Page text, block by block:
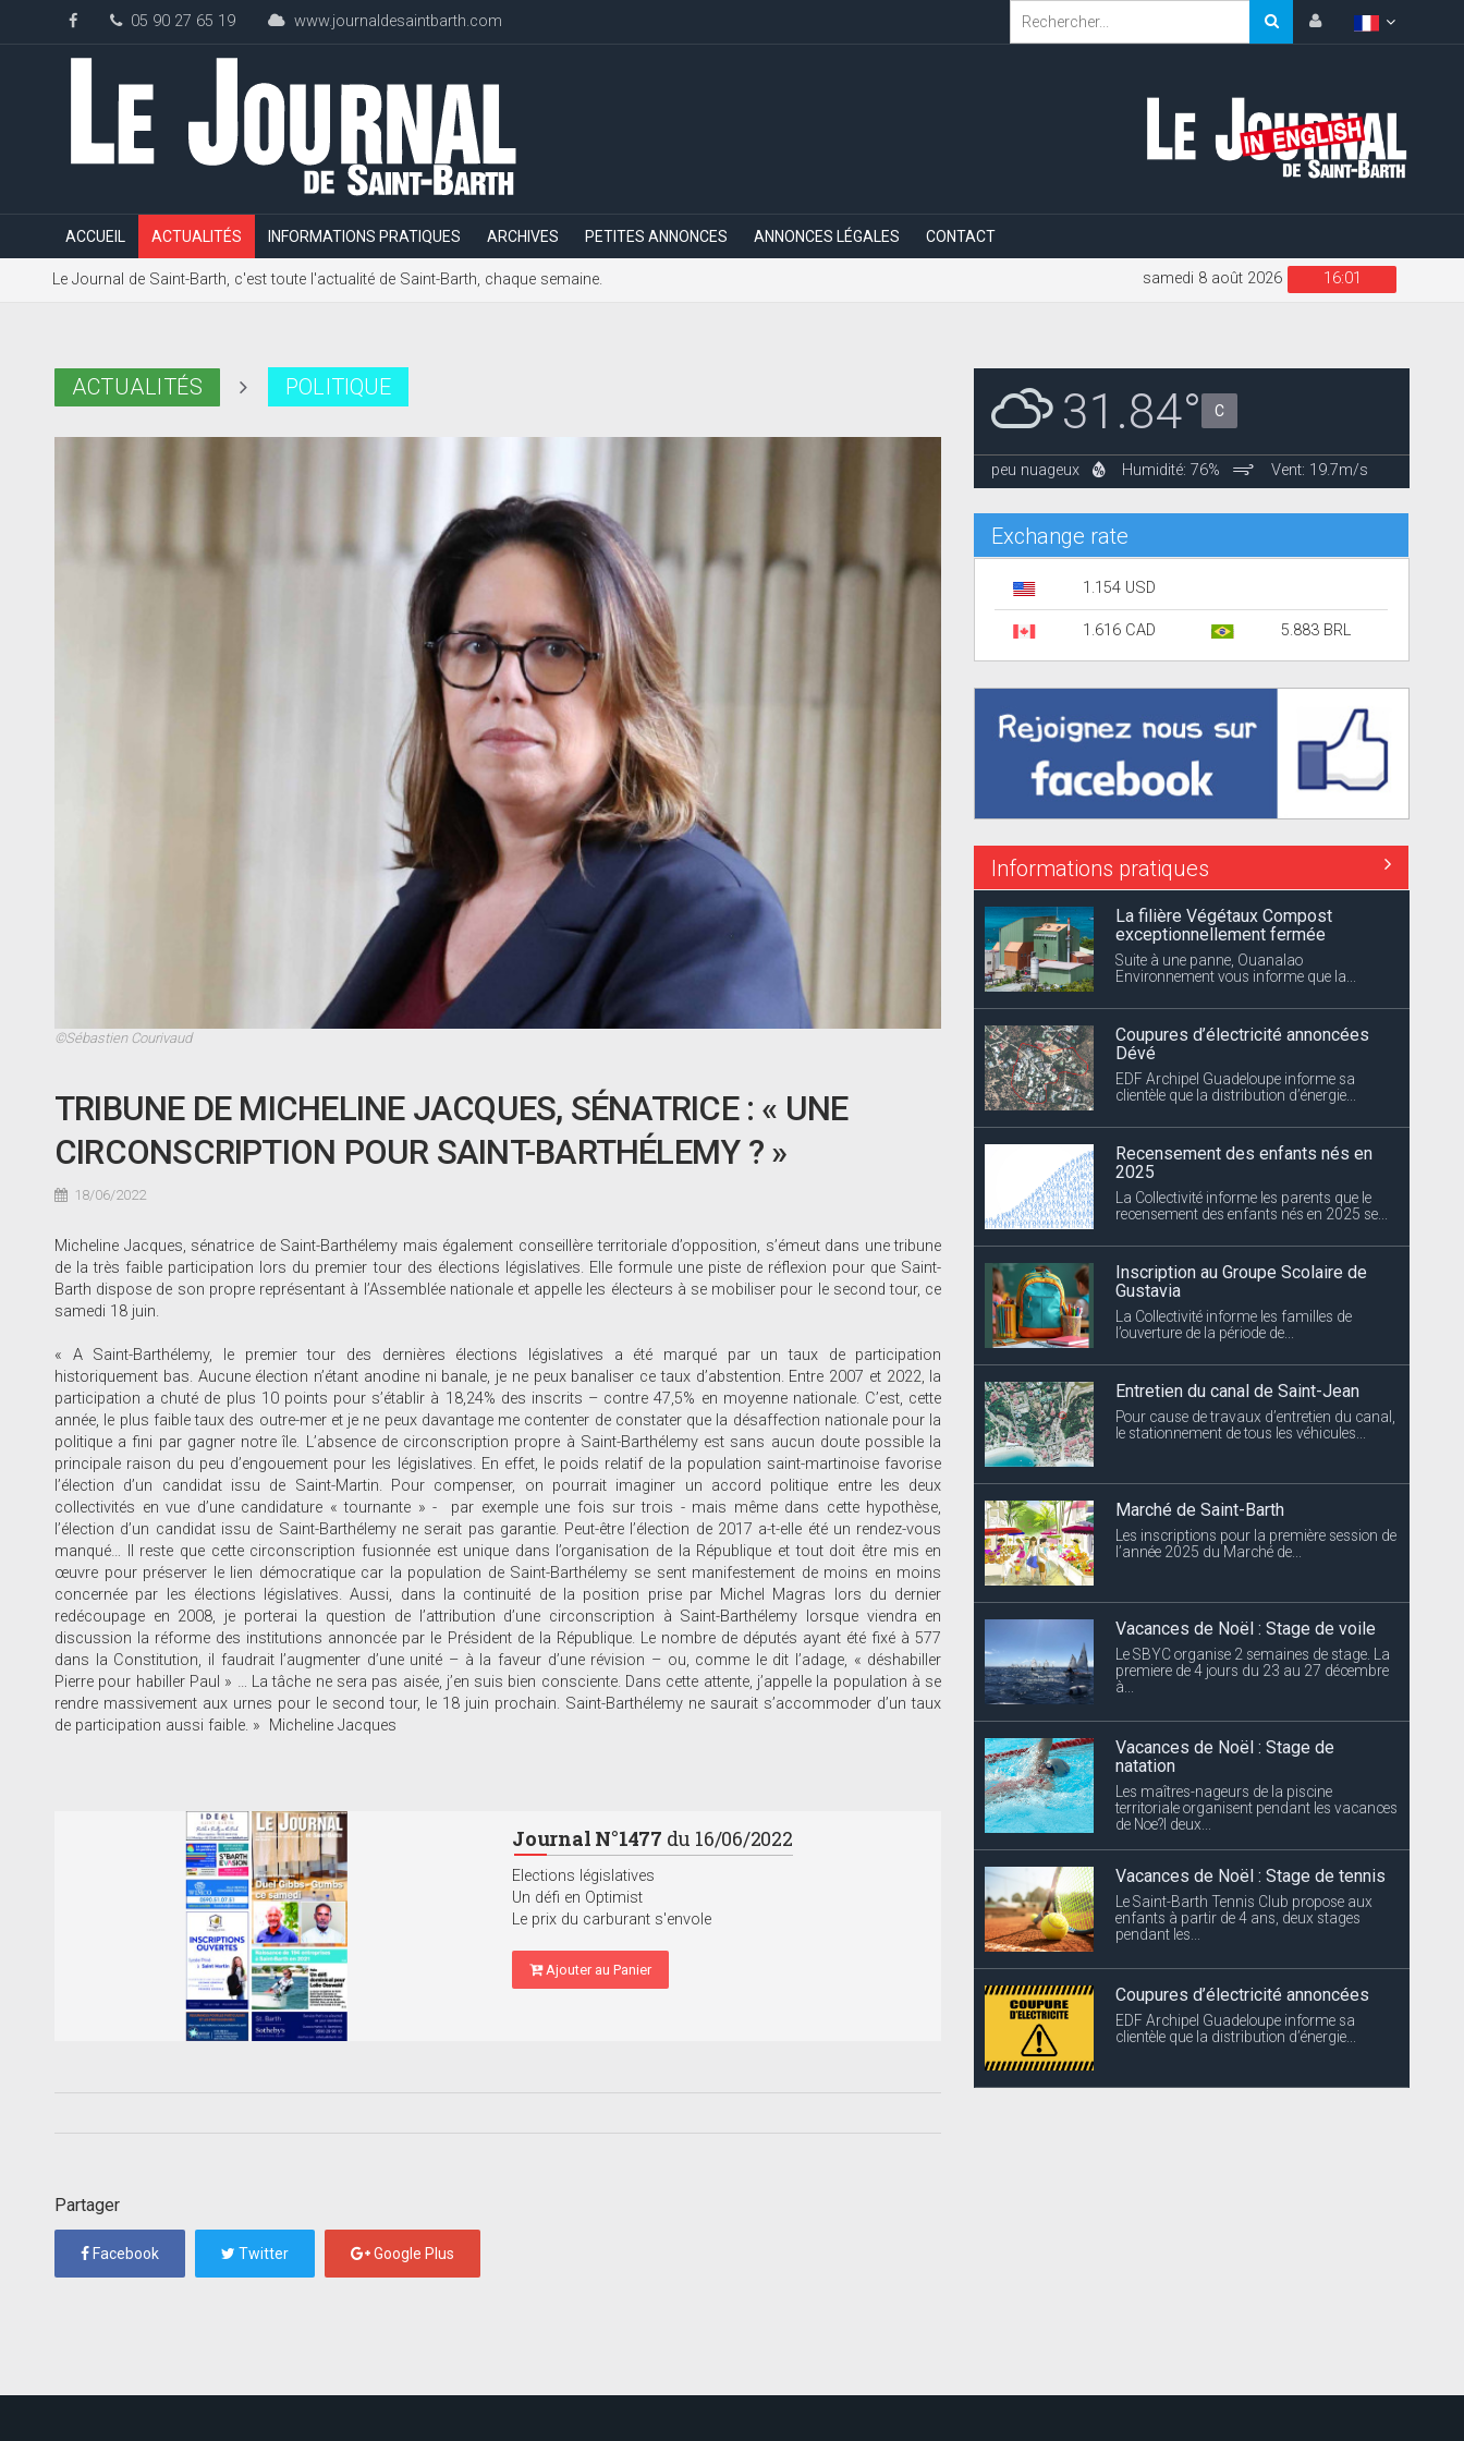
05 90 27 65 19 www.journaldesaintbarth.com
ACCUEIL ACTUALITÉS INFORMATIONS PRATIQUES ARCHIVES PETITES ANNONCES ANNONCES LÉGALES CONTACT
Le Journal de Saint-Barth, c'est toute l'actualité de Saint-Barth, chaque semaine. 16:01
samedi 8 août 2026
ACTUALITÉS POLITIQUE
©Sébastien Courivaud
TRIBUNE DE MICHELINE JACQUES, SÉNATRICE : « UNE
CIRCONSCRIPTION POUR SAINT-BARTHÉLEMY ? »
18/06/2022
Micheline Jacques, sénatrice de Saint-Barthélemy mais également conseillère territoriale d’opposition, s’émeut dans une tribune
de la très faible participation lors du premier tour des élections législatives. Elle formule une piste de réflexion pour que Saint-
Barth dispose de son propre représentant à l’Assemblée nationale et appelle les électeurs à se mobiliser pour le second tour, ce
samedi 18 juin.
« A Saint-Barthélemy, le premier tour des dernières élections législatives a été marqué par un taux de participation
historiquement bas. Aucune élection n’étant anodine ni banale, je ne peux banaliser ce taux d’abstention. Entre 2007 et 2022, la
participation a chuté de plus 10 points pour s’établir à 18,24% des inscrits – contre 47,5% en moyenne nationale. C’est, cette
année, le plus faible taux des outre-mer et je ne peux davantage me contenter de constater que la désaffection nationale pour la
politique a fini par gagner notre île. L’absence de circonscription propre à Saint-Barthélemy est sans aucun doute possible la
principale raison du peu d’engouement pour les législatives. En effet, le poids relatif de la population saint-martinoise favorise
l’élection d’un candidat issu de Saint-Martin. Pour compenser, on pourrait imaginer un accord politique entre les deux
collectivités en vue d’une candidature « tournante » - par exemple une fois sur trois - mais même dans cette hypothèse,
l’élection d’un candidat issu de Saint-Barthélemy ne serait pas garantie. Peut-être l’élection de 2017 a-t-elle été un rendez-vous
manqué… Il reste que cette circonscription fusionnée est unique dans l’organisation de la République et tout doit être mis en
œuvre pour préserver le lien démocratique car la population de Saint-Barthélemy se sent manifestement de moins en moins
concernée par les élections législatives. Aussi, dans la continuité de la position prise par Michel Magras lors du dernier
redécoupage en 2008, je porterai la question de l’attribution d’une circonscription à Saint-Barthélemy lorsque viendra en
discussion la réforme des institutions annoncée par le Président de la République. Le nombre de députés ayant été fixé à 577
dans la Constitution, il faudrait l’augmenter d’une unité – à la faveur d’une révision – ou, comme le dit l’adage, « déshabiller
Pierre pour habiller Paul » … La tâche ne sera pas aisée, j’en suis bien consciente. Dans cette attente, j’appelle la population à se
rendre massivement aux urnes pour le second tour, le 18 juin prochain. Saint-Barthélemy ne saurait s’accommoder d’un taux
de participation aussi faible. » Micheline Jacques
Journal N°1477 du 16/06/2022
Elections législatives
Un défi en Optimist
Le prix du carburant s'envole
Ajouter au Panier
Partager
Facebook Twitter Google Plus
31.84° C
peu nuageux Humidité: 76% Vent: 19.7m/s
Exchange rate
1.154 USD
1.616 CAD 5.883 BRL
Informations pratiques
La filière Végétaux Compost
exceptionnellement fermée
Suite à une panne, Ouanalao
Environnement vous informe que la...
Coupures d’électricité annoncées
Dévé
EDF Archipel Guadeloupe informe sa
clientèle que la distribution d’énergie...
Recensement des enfants nés en
2025
La Collectivité informe les parents que le
recensement des enfants nés en 2025 se...
Inscription au Groupe Scolaire de
Gustavia
La Collectivité informe les familles de
l’ouverture de la période de...
Entretien du canal de Saint-Jean
Pour cause de travaux d’entretien du canal,
le stationnement de tous les véhicules...
Marché de Saint-Barth
Les inscriptions pour la première session de
l’année 2025 du Marché de...
Vacances de Noël : Stage de voile
Le SBYC organise 2 semaines de stage. La
premiere de 4 jours du 23 au 27 décembre
à...
Vacances de Noël : Stage de
natation
Les maîtres-nageurs de la piscine
territoriale organisent pendant les vacances
de Noe?l deux...
Vacances de Noël : Stage de tennis
Le Saint-Barth Tennis Club propose aux
enfants à partir de 4 ans, deux stages
pendant les...
Coupures d’électricité annoncées
EDF Archipel Guadeloupe informe sa
clientèle que la distribution d’énergie...